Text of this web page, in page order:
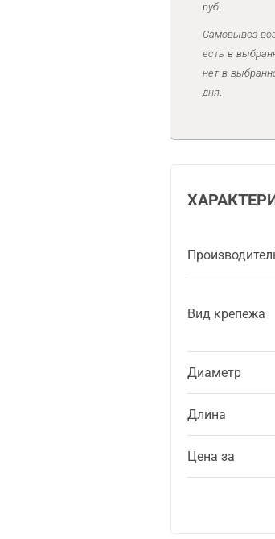
руб.
Самовывоз
есть в
нет в
дня.
Вид крепежа
Диаметр
Длина
Цена за